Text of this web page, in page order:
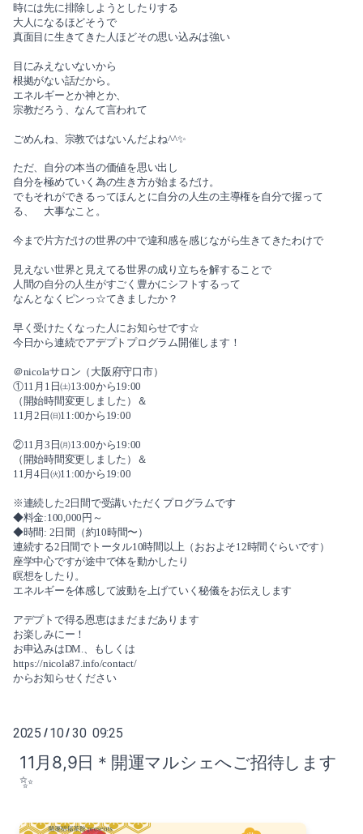
時には先に排除しようとしたりする
大人になるほどそうで
真面目に生きてきた人ほどその思い込みは強い
目にみえないないから
根拠がない話だから。
エネルギーとか神とか、
宗教だろう、 なんて言われて
ごめんね、宗教ではないんだよね^^✨
ただ、自分の本当の価値を思い出し
自分を極めていく為の生き方が始まるだけ。
でもそれができるってほんとに自分の人生の主導権を自分で握って
る、 大事なこと。
今まで片方だけの世界の中で違和感を感じながら生きてきたわけで
見えない世界と見えてる世界の成り立ちを解することで
人間の自分の人生がすごく豊かにシフトするって
なんとなくピンっ☆てきましたか？
早く受けたくなった人にお知らせです☆
今日から連続でアデプトプログラム開催します！
＠nicolaサロン（大阪府守口市）
①11月1日㈯13:00から19:00
（開始時間変更しました）＆
11月2日㈰11:00から19:00
②11月3日㈪13:00から19:00
（開始時間変更しました）＆
11月4日㈫11:00から19:00
※連続した2日間で受講いただくプログラムです
◆料金:100,000円～
◆時間: 2日間（約10時間〜）
連続する2日間でトータル10時間以上（おおよそ12時間ぐらいです）
座学中心ですが途中で体を動かしたり
瞑想をしたり。
エネルギーを体感して波動を上げていく秘儀をお伝えします
アデプトで得る恩恵はまだまだあります
お楽しみにー！
お申込みはDM.、もしくは
https://nicola87.info/contact/
からお知らせください
2025 / 10/ 30 09:25
11月8,9日＊開運マルシェへご招待します
✨